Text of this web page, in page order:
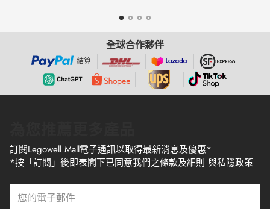
全球合作夥伴
結算
訂閱Legowell Mall電子通訊以取得最新消息及優惠*
*按「訂閱」後即表閣下已同意我們之條款及細則 與私隱政策